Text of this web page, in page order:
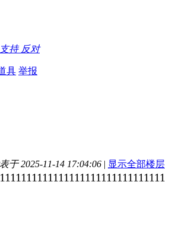
支持 反对
具 举报
于 2025-11-14 17:04:06 | 显示全部楼层